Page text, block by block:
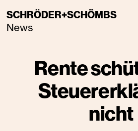
SCHRÖDER+SCHÖMBS
News
Rente
nicht